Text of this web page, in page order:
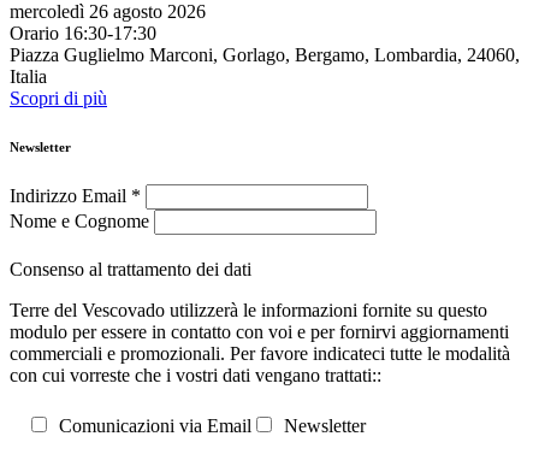
mercoledì 26 agosto 2026
Orario 16:30-17:30
Piazza Guglielmo Marconi, Gorlago, Bergamo, Lombardia, 24060,
Italia
Scopri di più
Newsletter
Indirizzo Email *
Nome e Cognome
Consenso al trattamento dei dati
Terre del Vescovado utilizzerà le informazioni fornite su questo
modulo per essere in contatto con voi e per fornirvi aggiornamenti
commerciali e promozionali. Per favore indicateci tutte le modalità
con cui vorreste che i vostri dati vengano trattati::
Comunicazioni via Email
Newsletter